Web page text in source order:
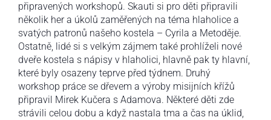
připravených workshopů. Skauti si pro děti připravili
několik her a úkolů zaměřených na téma hlaholice a
svatých patronů našeho kostela – Cyrila a Metoděje.
Ostatně, lidé si s velkým zájmem také prohlíželi nové
dveře kostela s nápisy v hlaholici, hlavně pak ty hlavní,
které byly osazeny teprve před týdnem. Druhý
workshop práce se dřevem a výroby misijních křížů
připravil Mirek Kučera s Adamova. Některé děti zde
strávili celou dobu a když nastala tma a čas na úklid,